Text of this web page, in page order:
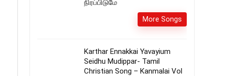
நிரப்பிடுமே
More Songs
Karthar Ennakkai Yavayium
Seidhu Mudippar- Tamil
Christian Song – Kanmalai Vol